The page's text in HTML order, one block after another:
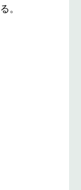
。